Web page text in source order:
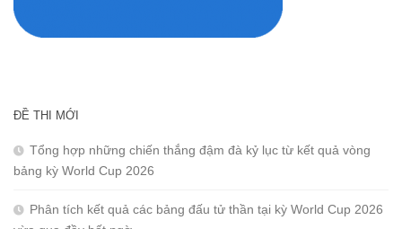
ĐỀ THI MỚI
Tổng hợp những chiến thắng đậm đà kỷ lục từ kết quả vòng
bảng kỳ World Cup 2026
Phân tích kết quả các bảng đấu tử thần tại kỳ World Cup 2026